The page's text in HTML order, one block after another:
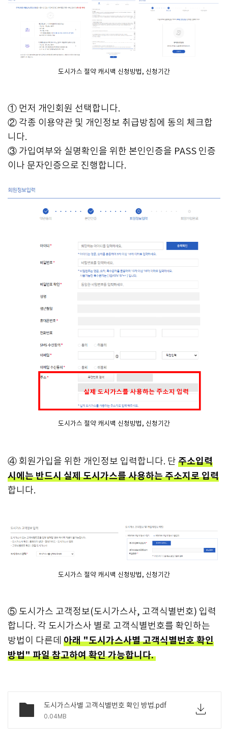
도시가스 절약 캐시백 신청방법, 신청기간
① 먼저 개인회원 선택합니다.
② 각종 이용약관 및 개인정보 취급방침에 동의 체크합
니다.
③ 가입여부와 실명확인을 위한 본인인증을 PASS 인증
이나 문자인증으로 진행합니다.
도시가스 절약 캐시백 신청방법, 신청기간
④ 회원가입을 위한 개인정보 입력합니다. 단 주소입력
시에는 반드시 실제 도시가스를 사용하는 주소지로 입력
합니다.
도시가스 절약 캐시백 신청방법, 신청기간
⑤ 도시가스 고객정보(도시가스사, 고객식별번호) 입력
합니다. 각 도시가스사 별로 고객식별번호를 확인하는
방법이 다른데 아래 "도시가스사별 고객식별번호 확인
방법" 파일 참고하여 확인 가능합니다.
도시가스사별 고객식별번호 확인 방법.pdf
0.04MB